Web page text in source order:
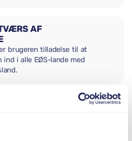
AF
brugeren tilladelse til at
i alle EØS-lande med